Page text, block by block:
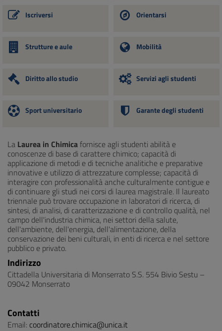
Iscriversi Orientarsi
Strutture e aule Mobilità
Diritto allo studio Servizi agli studenti
Sport universitario Garante degli studenti
La Laurea in Chimicafornisce agli studenti abilità e
conoscenze di base di carattere chimico; capacità di
applicazione di metodi e di tecniche analitiche e preparative
innovative e utilizzo di attrezzature complesse; capacità di
interagire con professionalità anche culturalmente contigue e
di continuare gli studi nei corsi di laurea magistrale. Il laureato
triennale può trovare occupazione in laboratori di ricerca, di
sintesi, di analisi, di caratterizzazione e di controllo qualità, nel
campo dell'industria chimica, nei settori della salute,
dell'ambiente, dell'energia, dell'alimentazione, della
conservazione dei beni culturali, in enti di ricerca e nel settore
pubblico e privato.
Indirizzo
Cittadella Universitaria di Monserrato S.S. 554 Bivio Sestu –
09042 Monserrato
Contatti
Email: coordinatore.chimica@unica.it